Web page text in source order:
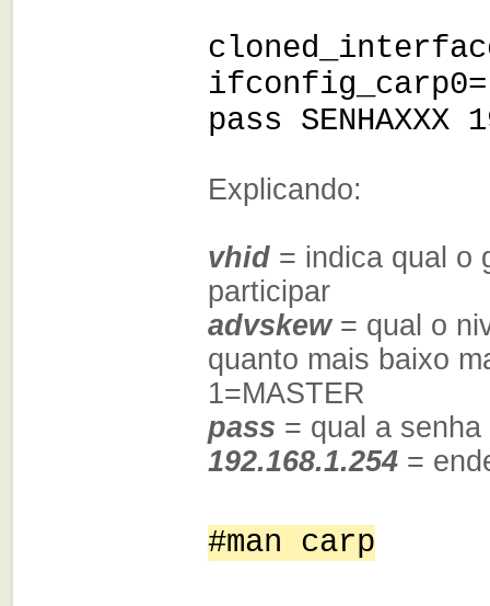
pass
Explicando:
vhid = indica qual o
participar
advskew= qual o
quanto mais baixo
1=MASTER
pass = qual a
192.168.1.254 =
#man carp